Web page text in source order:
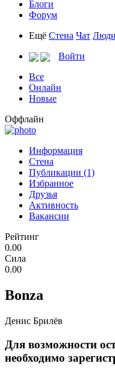
Блоги
Форум
Ещё Стена Чат Люди
Войти
Все
Онлайн
Новые
Оффлайн
Информация
Стена
Публикации (1)
Избранное
Друзья
Активность
Вакансии
Рейтинг
0.00
Сила
0.00
Bonza
Денис Брилёв
Для возможности
необходимо